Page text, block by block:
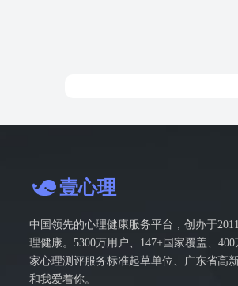
壹心理
中国领先的心理健康服务平台，创办于
理健康。5300万用户、147+国家覆盖、
家心理测评服务标准起草单位、广东省高
和我爱着你。